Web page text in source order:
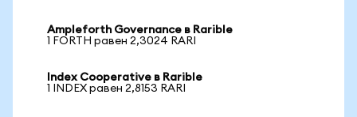
Ampleforth Governance в Rarible
1 FORTH равен 2,3024 RARI
Index Cooperative в Rarible
1 INDEX равен 2,8153 RARI